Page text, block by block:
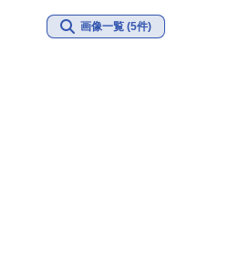
画像一覧 (5件)